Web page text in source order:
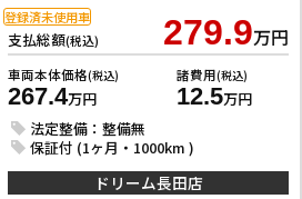
支払総額(税込) 279.9万円
車両本体価格(税込)
267.4万円
諸費用(税込)
12.5万円
法定整備：整備無
保証付 (1ヶ月・1000km )
登録済未使用車
ドリーム長田店